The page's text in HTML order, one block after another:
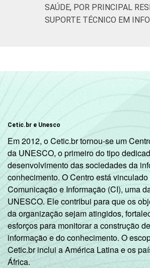
SAÚDE, POR PRINCIPAL
SUPORTE TÉCNICO EM
Cetic.br e Unesco
Em 2012, o Cetic.br tornou-se um
da UNESCO, o primeiro do tipo
desenvolvimento das sociedades da
conhecimento. O Centro está
Comunicação e Informação (CI), uma
UNESCO. Ele contribui para que os
da organização sejam atingidos,
esforços para monitorar a construção
informação e do conhecimento. O
Cetic.br inclui a América Latina e os
África.